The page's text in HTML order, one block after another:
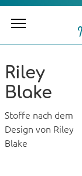
Riley
Blake
Stoffe nach dem
Design von Riley
Blake